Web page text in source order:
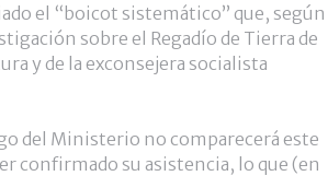
el “boicot sistemático” que, según
sobre el Regadío de Tierra de
y de la exconsejera socialista
del Ministerio no comparecerá este
confirmado su asistencia, lo que (en